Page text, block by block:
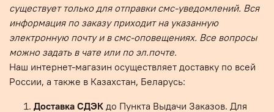
существует только для отправки смс-уведомлений. Вся
информация по заказу приходит на указанную
электронную почту и в смс-оповещениях. Все вопросы
можно задать в чате или по эл.почте.
Наш интернет-магазин осуществляет доставку по всей
России, а также в Казахстан, Беларусь:
Доставка СДЭК до Пункта Выдачи Заказов. Для